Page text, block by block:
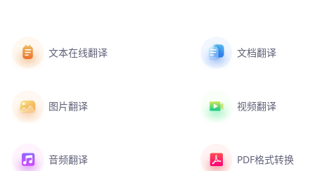
文本在线翻译 文档翻译
图片翻译 视频翻译
音频翻译 PDF格式转换